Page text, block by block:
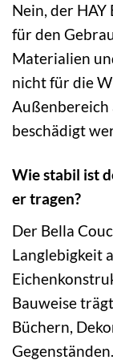
Nein, der
für den
Materialien
nicht für die
Außenbereich
beschädigt
Wie stabil ist
er tragen?
Der Bella
Langlebigkeit
Bauweise
Büchern,